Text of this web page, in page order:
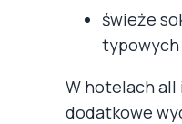
świeże
typowych
W hotelach all
dodatkowe